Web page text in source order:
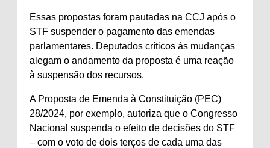
Essas propostas foram pautadas na CCJ após o
STF suspender o pagamento das emendas
parlamentares. Deputados críticos às mudanças
alegam o andamento da proposta é uma reação
à suspensão dos recursos.
A Proposta de Emenda à Constituição (PEC)
28/2024, por exemplo, autoriza que o Congresso
Nacional suspenda o efeito de decisões do STF
– com o voto de dois terços de cada uma das